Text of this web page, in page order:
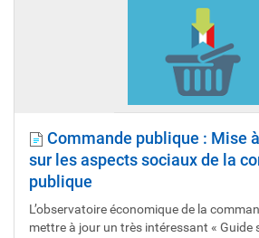
Commande publique : Mise
sur les aspects sociaux de la
publique
L’observatoire économique de la
mettre à jour un très intéressant « Guide